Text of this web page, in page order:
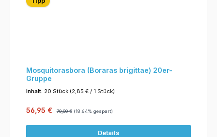
Mosquitorasbora (Boraras brigittae) 20er-
Gruppe
Inhalt: 20 Stück (2,85 € / 1 Stück)
Verkaufspreis:
56,95 € 70,00 € (18.64% gespart)
Details